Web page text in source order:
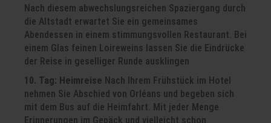
Nach diesem abwechslungsreichen Spaziergang durch
die Altstadt erwartet Sie ein gemeinsames
Abendessen in einem stimmungsvollen Restaurant. Bei
einem Glas feinen Loireweins lassen Sie die Eindrücke
der Reise in geselliger Runde ausklingen
10. Tag: Heimreise Nach Ihrem Frühstück im Hotel
nehmen Sie Abschied von Orléans und begeben sich
mit dem Bus auf die Heimfahrt. Mit jeder Menge
Erinnerungen im Gepäck und vielleicht schon